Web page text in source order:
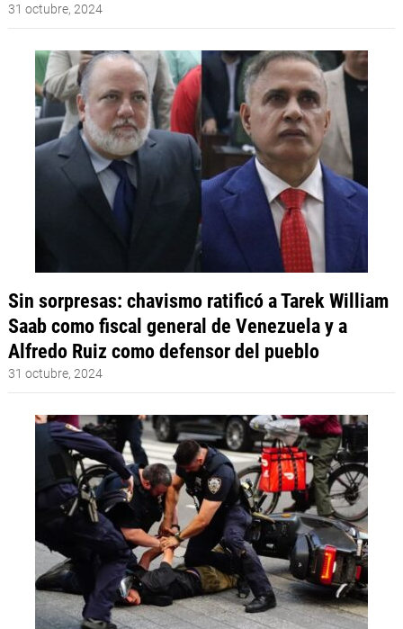
31 octubre, 2024
Sin sorpresas: chavismo ratificó a Tarek William
Saab como fiscal general de Venezuela y a
Alfredo Ruiz como defensor del pueblo
31 octubre, 2024